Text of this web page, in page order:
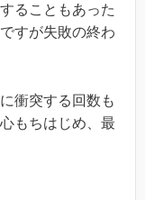
ることもあった
すが失敗の終わ
衝突する回数も
もちはじめ、最